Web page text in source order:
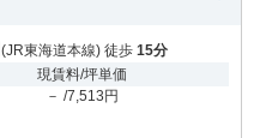
(JR東海道本線) 徒歩 15分
現賃料/坪単価
－ /7,513円